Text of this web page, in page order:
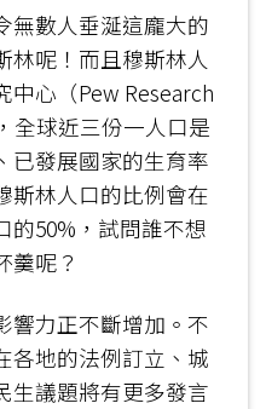
無數人垂涎這龐大的
林呢！而且穆斯林人
中心（Pew Research
全球近三份一人口是
已發展國家的生育率
斯林人口的比例會在
的50%，試問誰不想
羹呢？
響力正不斷增加。不
各地的法例訂立、城
生議題將有更多發言